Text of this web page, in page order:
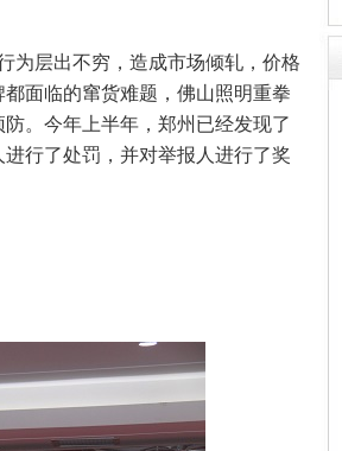
为层出不穷，造成市场倾轧，价格
面临的窜货难题，佛山照明重拳
。今年上半年，郑州已经发现了
行了处罚，并对举报人进行了奖